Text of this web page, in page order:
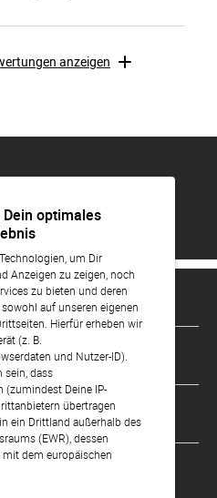
optimales
um Dir
Anzeigen zu zeigen, noch
zu bieten und deren
auf unseren eigenen
Hierfür erheben wir
(z. B.
und Nutzer-ID).
sein, dass
(zumindest Deine IP-
übertragen
ein Drittland außerhalb des
(EWR), dessen
dem europäischen
anzeigen